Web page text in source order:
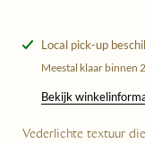
Local pick-up
Meestal klaar binnen
Bekijk
Vederlichte textuur